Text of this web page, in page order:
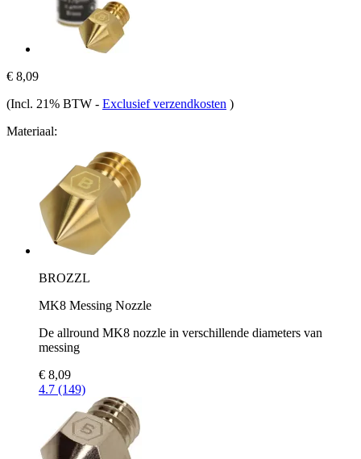
€ 8,09
(Incl. 21% BTW - Exclusief verzendkosten )
Materiaal:
BROZZL
MK8 Messing Nozzle
De allround MK8 nozzle in verschillende diameters van
messing
€ 8,09
4.7 (149)